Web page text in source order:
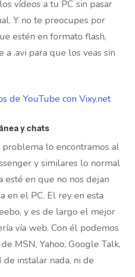
vídeos a tu PC sin pasar
Y no te preocupes por
estén en formato flash,
.avi para que los veas sin
de YouTube con Vixy.net
y chats
problema lo encontramos al
y similares lo normal
en que no nos dejan
en el PC. El rey en esta
y es de largo el mejor
vía web. Con él podemos
MSN, Yahoo, Google Talk,
instalar nada, ni de